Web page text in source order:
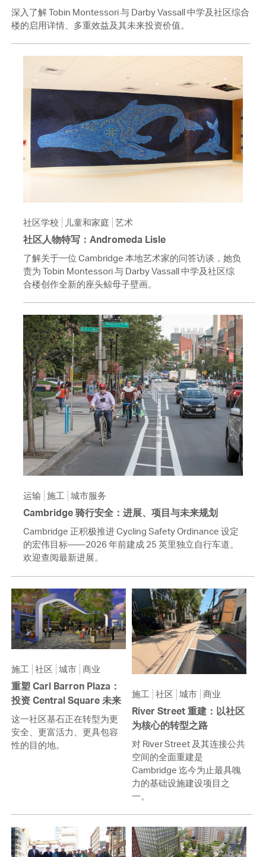
深入了解 Tobin Montessori 与 Darby Vassall 中学及社区综合
楼的启用详情、多重效益及其未来投资价值。
社区学校 儿童和家庭 艺术
社区人物特写：Andromeda Lisle
了解关于一位 Cambridge 本地艺术家的问答访谈，她负
责为 Tobin Montessori 与 Darby Vassall 中学及社区综
合楼创作全新的座头鲸母子壁画。
运输 施工 城市服务
Cambridge 骑行安全：进展、项目与未来规划
Cambridge 正积极推进 Cycling Safety Ordinance 设定
的宏伟目标——2026 年前建成 25 英里独立自行车道。
欢迎查阅最新进展。
施工 社区 城市 商业
重塑 Carl Barron Plaza：
投资 Central Square 未来
这一社区基石正在转型为更
安全、更富活力、更具包容
性的目的地。
施工 社区 城市 商业
River Street 重建：以社区
为核心的转型之路
对 River Street 及其连接公共
空间的全面重建是
Cambridge 迄今为止最具魄
力的基础设施建设项目之
一。